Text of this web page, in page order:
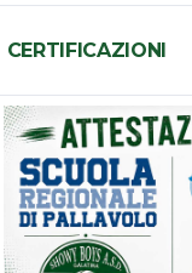
CERTIFICAZIONI